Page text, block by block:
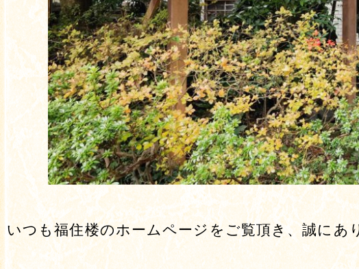
いつも福住楼のホームページをご覧頂き、誠にあ